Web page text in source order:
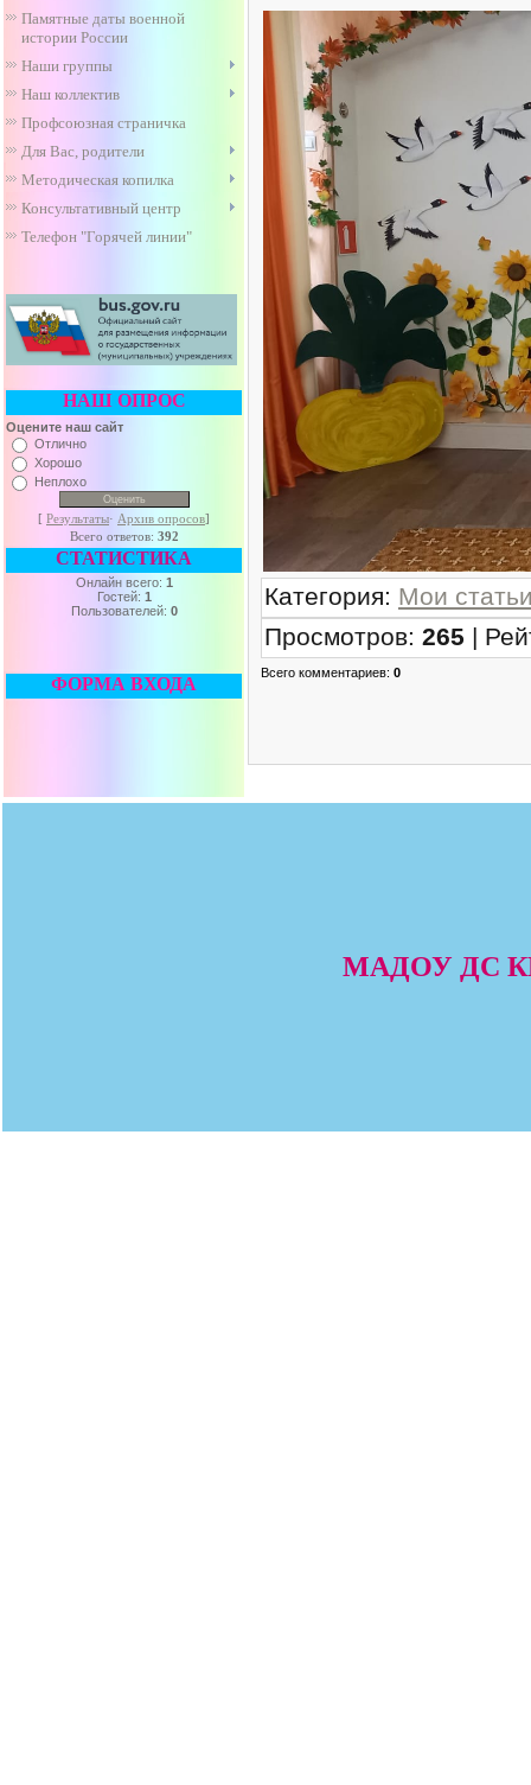
Памятные даты военной
истории России
Наши группы
Наш коллектив
Профсоюзная страничка
Для Вас, родители
Методическая копилка
Консультативный центр
Телефон "Горячей линии"
НАШ ОПРОС
Оцените наш сайт
Отлично
Хорошо
Неплохо
[ Результаты· Архив опросов]
Всего ответов: 392
СТАТИСТИКА
Онлайн всего: 1
Гостей: 1
Пользователей: 0
ФОРМА ВХОДА
Категория: Мои
Просмотров: 265 |
Всего комментариев: 0
МАДОУ ДС